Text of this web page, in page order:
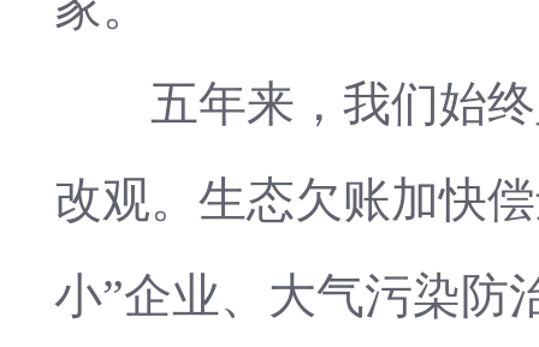
五年来，我们始终
改观。生态欠账加快
小”企业、大气污染防